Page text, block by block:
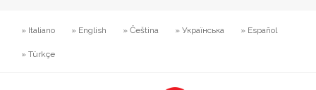
» Italiano » English » Čeština » Українська » Español
» Türkçe